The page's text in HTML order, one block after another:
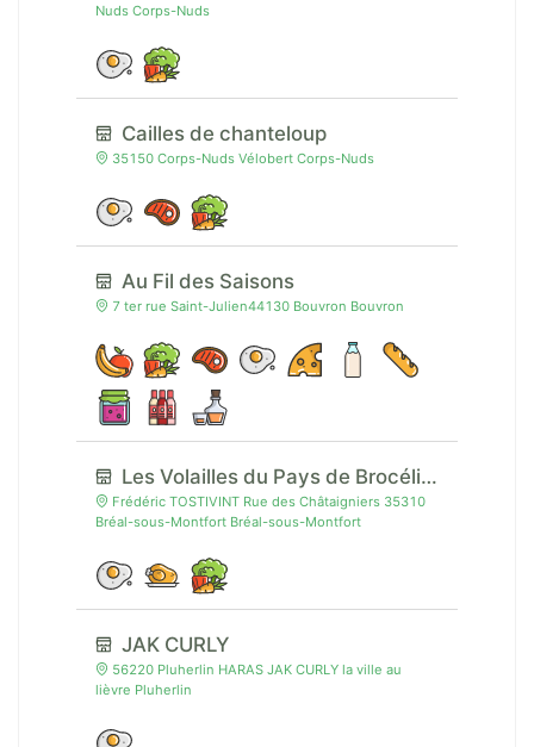
Nuds Corps-Nuds
Cailles de chanteloup
35150 Corps-Nuds Vélobert Corps-Nuds
Au Fil des Saisons
7 ter rue Saint-Julien44130 Bouvron Bouvron
Les Volailles du Pays de Brocéliande
Frédéric TOSTIVINT Rue des Châtaigniers 35310
Bréal-sous-Montfort Bréal-sous-Montfort
JAK CURLY
56220 Pluherlin HARAS JAK CURLY la ville au
lièvre Pluherlin